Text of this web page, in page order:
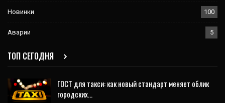
Новинки 100
Аварии 5
ТОП СЕГОДНЯ
ГОСТ для такси: как новый стандарт меняет облик
городских…